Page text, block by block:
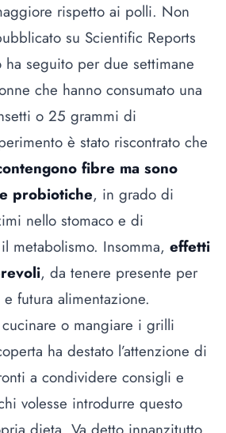
rispetto ai polli. Non
su Scientific Reports
seguito per due settimane
che hanno consumato una
o 25 grammi di
è stato riscontrato che
fibre ma sono
probiotiche, in grado di
nello stomaco e di
metabolismo. Insomma, effetti
, da tenere presente per
futura alimentazione.
o mangiare i grilli
ha destato l’attenzione di
a condividere consigli e
volesse introdurre questo